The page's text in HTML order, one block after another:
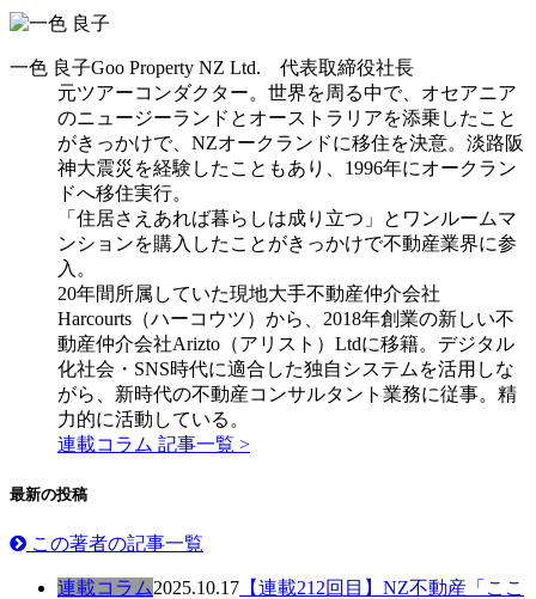
一色 良子Goo Property NZ Ltd. 代表取締役社長
元ツアーコンダクター。世界を周る中で、オセアニア
のニュージーランドとオーストラリアを添乗したこと
がきっかけで、NZオークランドに移住を決意。淡路阪
神大震災を経験したこともあり、1996年にオークラン
ドへ移住実行。
「住居さえあれば暮らしは成り立つ」とワンルームマ
ンションを購入したことがきっかけで不動産業界に参
入。
20年間所属していた現地大手不動産仲介会社
Harcourts（ハーコウツ）から、2018年創業の新しい不
動産仲介会社Arizto（アリスト）Ltdに移籍。デジタル
化社会・SNS時代に適合した独自システムを活用しな
がら、新時代の不動産コンサルタント業務に従事。精
力的に活動している。
連載コラム 記事一覧 >
最新の投稿
この著者の記事一覧
連載コラム2025.10.17 【連載212回目】NZ不動産「ここ